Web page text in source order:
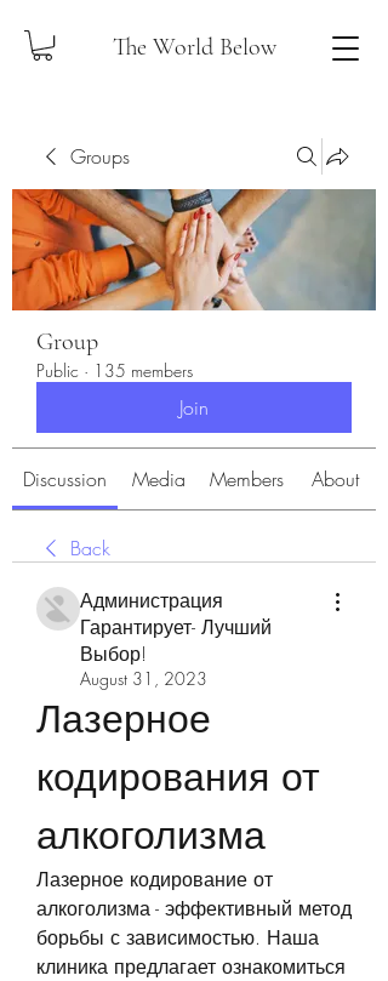
The World Below
Groups
Group
Public · 135 members
Join
Discussion Media Members About
Back
Администрация
Гарантирует- Лучший
Выбор!
August 31, 2023
Лазерное
кодирования от
алкоголизма
Лазерное кодирование от
алкоголизма - эффективный метод
борьбы с зависимостью. Наша
клиника предлагает ознакомиться